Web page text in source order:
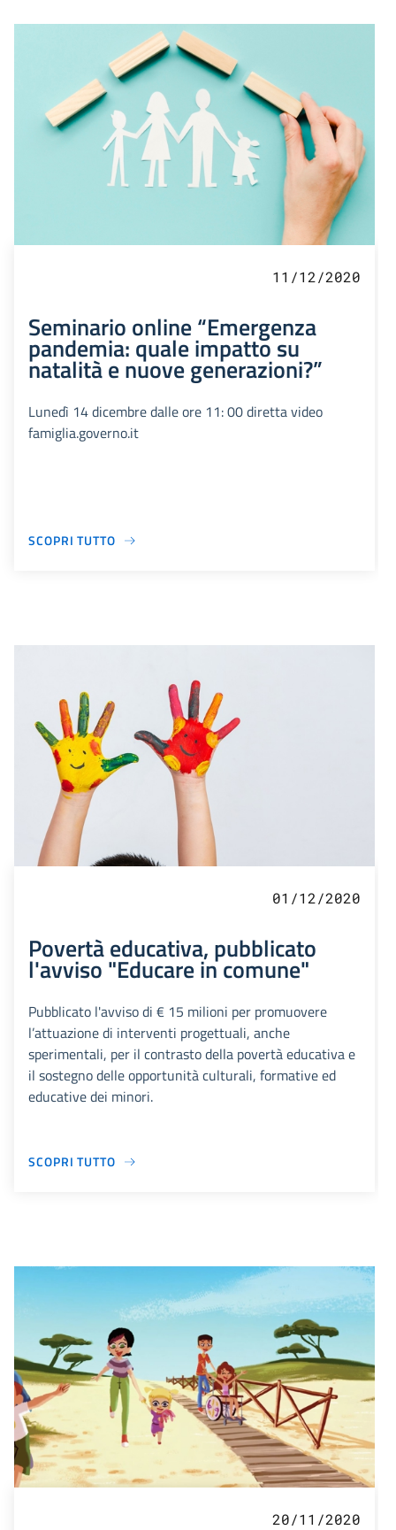
11/12/2020
Seminario online “Emergenza
pandemia: quale impatto su
natalità e nuove generazioni?”
Lunedì 14 dicembre dalle ore 11: 00 diretta video
famiglia.governo.it
SCOPRI TUTTO
01/12/2020
Povertà educativa, pubblicato
l'avviso "Educare in comune"
Pubblicato l'avviso di € 15 milioni per promuovere
l’attuazione di interventi progettuali, anche
sperimentali, per il contrasto della povertà educativa e
il sostegno delle opportunità culturali, formative ed
educative dei minori.
SCOPRI TUTTO
20/11/2020